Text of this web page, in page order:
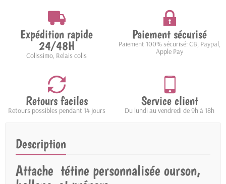
Expédition rapide
24/48H
Colissimo, Relais colis
Paiement sécurisé
Paiement 100% sécurisé: CB, Paypal,
Apple Pay
Retours faciles
Retours possibles pendant 14 jours
Service client
Du lundi au vendredi de 9h à 18h
Description
Attache tétine personnalisée ourson,